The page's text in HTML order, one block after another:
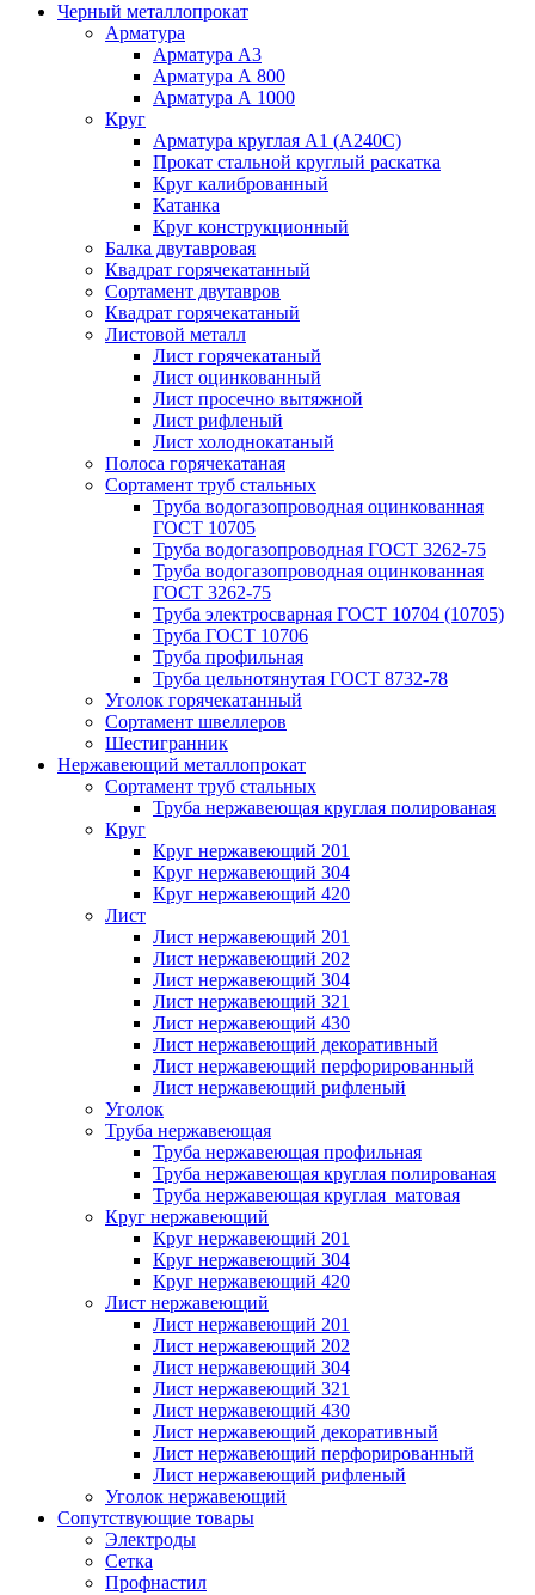
Черный металлопрокат
Арматура
Арматура А3
Арматура А 800
Арматура А 1000
Круг
Арматура круглая А1 (А240C)
Прокат стальной круглый раскатка
Круг калиброванный
Катанка
Круг конструкционный
Балка двутавровая
Квадрат горячекатанный
Сортамент двутавров
Квадрат горячекатаный
Листовой металл
Лист горячекатаный
Лист оцинкованный
Лист просечно вытяжной
Лист рифленый
Лист холоднокатаный
Полоса горячекатаная
Сортамент труб стальных
Труба водогазопроводная оцинкованная
ГОСТ 10705
Труба водогазопроводная ГОСТ 3262-75
Труба водогазопроводная оцинкованная
ГОСТ 3262-75
Труба электросварная ГОСТ 10704 (10705)
Труба ГОСТ 10706
Труба профильная
Труба цельнотянутая ГОСТ 8732-78
Уголок горячекатанный
Сортамент швеллеров
Шестигранник
Нержавеющий металлопрокат
Сортамент труб стальных
Труба нержавеющая круглая полированая
Круг
Круг нержавеющий 201
Круг нержавеющий 304
Круг нержавеющий 420
Лист
Лист нержавеющий 201
Лист нержавеющий 202
Лист нержавеющий 304
Лист нержавеющий 321
Лист нержавеющий 430
Лист нержавеющий декоративный
Лист нержавеющий перфорированный
Лист нержавеющий рифленый
Уголок
Труба нержавеющая
Труба нержавеющая профильная
Труба нержавеющая круглая полированая
Труба нержавеющая круглая матовая
Круг нержавеющий
Круг нержавеющий 201
Круг нержавеющий 304
Круг нержавеющий 420
Лист нержавеющий
Лист нержавеющий 201
Лист нержавеющий 202
Лист нержавеющий 304
Лист нержавеющий 321
Лист нержавеющий 430
Лист нержавеющий декоративный
Лист нержавеющий перфорированный
Лист нержавеющий рифленый
Уголок нержавеющий
Cопутствующие товары
Электроды
Сетка
Профнастил